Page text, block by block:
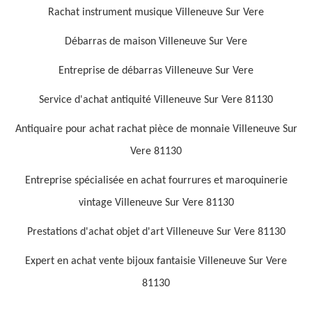
Rachat instrument musique Villeneuve Sur Vere
Débarras de maison Villeneuve Sur Vere
Entreprise de débarras Villeneuve Sur Vere
Service d'achat antiquité Villeneuve Sur Vere 81130
Antiquaire pour achat rachat pièce de monnaie Villeneuve Sur
Vere 81130
Entreprise spécialisée en achat fourrures et maroquinerie
vintage Villeneuve Sur Vere 81130
Prestations d'achat objet d'art Villeneuve Sur Vere 81130
Expert en achat vente bijoux fantaisie Villeneuve Sur Vere
81130